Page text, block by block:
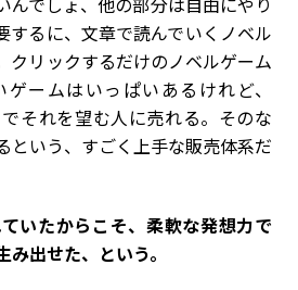
するに、文章で読んでいくノベル
クリックするだけのノベルゲーム
ームはいっぱいあるけれど、
でそれを望む人に売れる。そのな
という、すごく上手な販売体系だ
ていたからこそ、柔軟な発想力で
み出せた、という。